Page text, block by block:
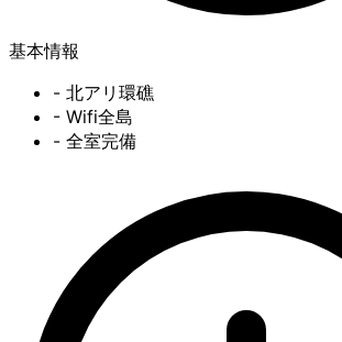
基本情報
- 北アリ環礁
- Wifi全島
- 全室完備